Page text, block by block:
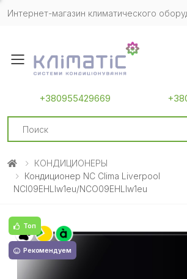
Интернет-магазин климатического
Toggle mobile menu
+380955429669
Search
КОНДИЦИОНЕРЫ
Кондиционер NC Clima Liverpool
NCI09EHLIw1eu/NCO09EHLIw1eu
Топ
Рекомендуем